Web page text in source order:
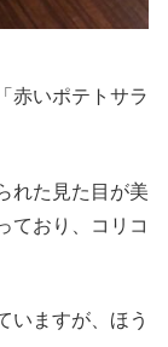
赤いポテトサラ
れた見た目が美
ており、コリコ
いますが、ほう